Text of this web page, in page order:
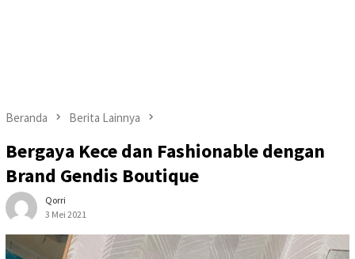
Beranda Berita Lainnya
Bergaya Kece dan Fashionable dengan
Brand Gendis Boutique
Qorri
3 Mei 2021